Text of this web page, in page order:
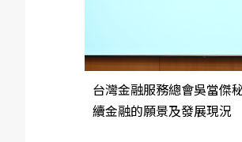
台灣金融服務總會吳當傑
續金融的願景及發展現況